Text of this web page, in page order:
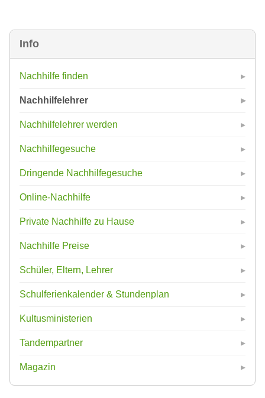
Info
Nachhilfe finden
Nachhilfelehrer
Nachhilfelehrer werden
Nachhilfegesuche
Dringende Nachhilfegesuche
Online-Nachhilfe
Private Nachhilfe zu Hause
Nachhilfe Preise
Schüler, Eltern, Lehrer
Schulferienkalender & Stundenplan
Kultusministerien
Tandempartner
Magazin